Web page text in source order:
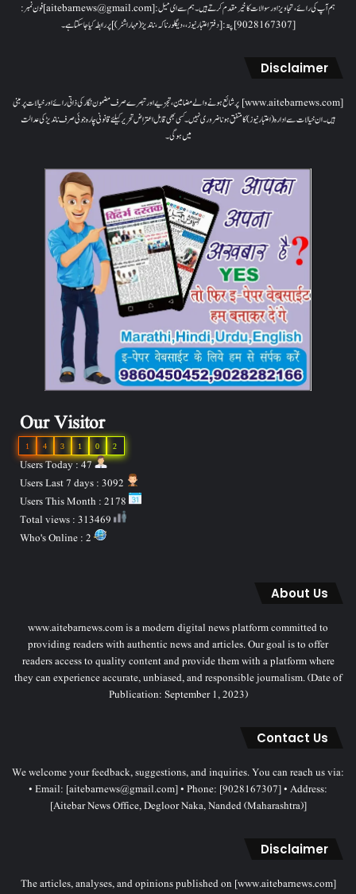
ہم آپ کی رائے، تجاویز اور سوالات کا خیرمقدم کرتے ہیں۔ ہم سےای میل: [aitebarnews@gmail.com]فون نمبر:
[9028167307]پتہ: [دفتر اعتبار نیوز، ، دیگلور ناکہ، ناندیڑ(مہاراشٹر) ] پر رابطہ کیا جاسکتا ہے۔
Disclaimer
[www.aitebarnews.com] پر شائع ہونے والے مضامین، تجزیے اور تبصرے صرف مضمون نگار کی ذاتی رائے اور خیالات پر مبنی
ہیں۔ ان خیالات سے ادارہ (اعتبار نیوز) کا متفق ہونا ضروری نہیں۔ کسی بھی قابل اعتراض تحریر کیلئے قانونی چارہ جوئی صرف ناندیڑ کی عدالت
میں ہوگی۔
Our Visitor
2
0
1
3
4
1
Users Today : 47
About Us
www.aitebarnews.com is a modern digital news platform committed to
providing readers with authentic news and articles. Our goal is to offer
readers access to quality content and provide them with a platform where
they can experience accurate, unbiased, and responsible journalism. (Date of
Publication: September 1, 2023)
Contact Us
We welcome your feedback, suggestions, and inquiries. You can reach us via:
• Email: [aitebarnews@gmail.com] • Phone: [9028167307] • Address:
[Aitebar News Office, Degloor Naka, Nanded (Maharashtra)]
Disclaimer
The articles, analyses, and opinions published on [www.aitebarnews.com]